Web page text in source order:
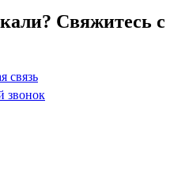
Свяжитесь с
связь
звонок